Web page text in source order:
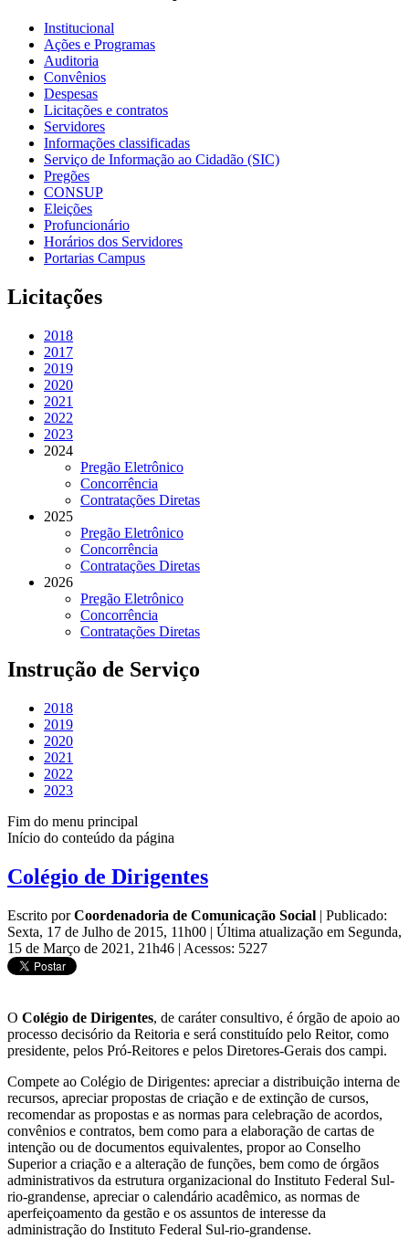
Institucional
Ações e Programas
Auditoria
Convênios
Despesas
Licitações e contratos
Servidores
Informações classificadas
Serviço de Informação ao Cidadão (SIC)
Pregões
CONSUP
Eleições
Profuncionário
Horários dos Servidores
Portarias Campus
Licitações
2018
2017
2019
2020
2021
2022
2023
2024
Pregão Eletrônico
Concorrência
Contratações Diretas
2025
Pregão Eletrônico
Concorrência
Contratações Diretas
2026
Pregão Eletrônico
Concorrência
Contratações Diretas
Instrução de Serviço
2018
2019
2020
2021
2022
2023
Fim do menu principal
Início do conteúdo da página
Colégio de Dirigentes
Escrito porCoordenadoria de Comunicação Social | Publicado:
Sexta, 17 de Julho de 2015, 11h00 | Última atualização em Segunda,
15 de Março de 2021, 21h46 | Acessos: 5227
O Colégio de Dirigentes, de caráter consultivo, é órgão de apoio ao
processo decisório da Reitoria e será constituído pelo Reitor, como
presidente, pelos Pró-Reitores e pelos Diretores-Gerais dos campi.
Compete ao Colégio de Dirigentes: apreciar a distribuição interna de
recursos, apreciar propostas de criação e de extinção de cursos,
recomendar as propostas e as normas para celebração de acordos,
convênios e contratos, bem como para a elaboração de cartas de
intenção ou de documentos equivalentes, propor ao Conselho
Superior a criação e a alteração de funções, bem como de órgãos
administrativos da estrutura organizacional do Instituto Federal Sul-
rio-grandense, apreciar o calendário acadêmico, as normas de
aperfeiçoamento da gestão e os assuntos de interesse da
administração do Instituto Federal Sul-rio-grandense.